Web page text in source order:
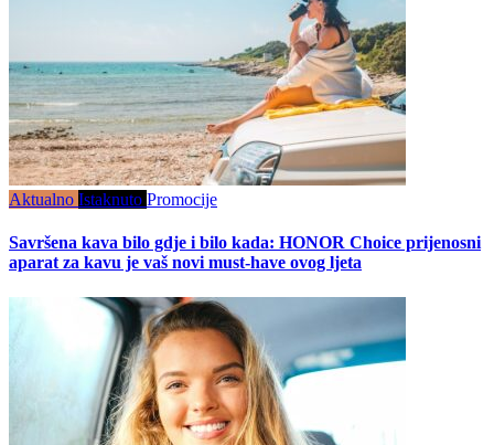
Aktualno Istaknuto Promocije
Savršena kava bilo gdje i bilo kada: HONOR Choice prijenosni
aparat za kavu je vaš novi must-have ovog ljeta